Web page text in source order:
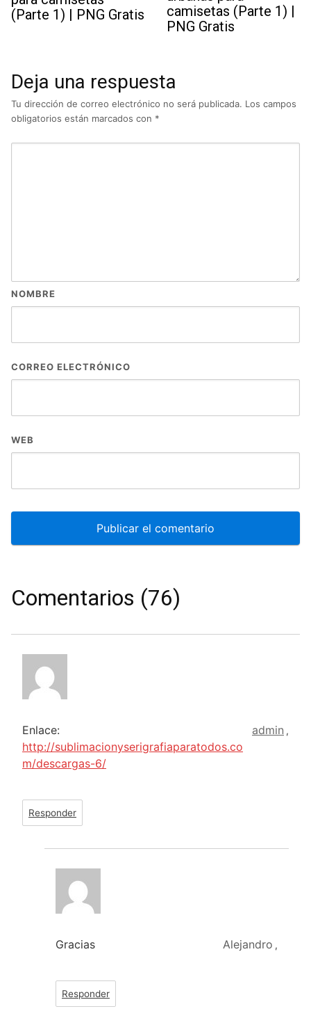
(Parte 1) | PNG Gratis
camisetas (Parte 1) |
PNG Gratis
Deja una respuesta
Tu dirección de correo electrónico no será publicada. Los campos
obligatorios están marcados con *
NOMBRE
CORREO ELECTRÓNICO
WEB
Comentarios (76)
admin ,
Enlace:
http://sublimacionyserigrafiaparatodos.co
m/descargas-6/
Responder
Alejandro ,
Gracias
Responder